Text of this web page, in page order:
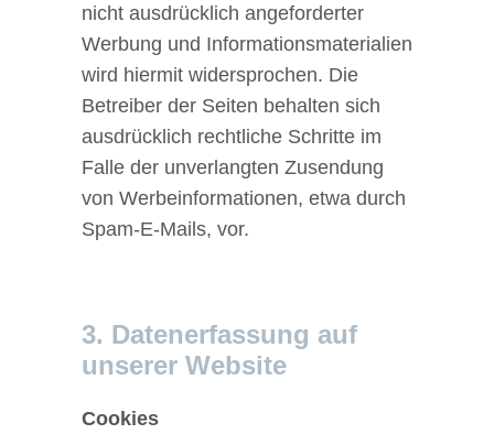
nicht ausdrücklich angeforderter
Werbung und Informationsmaterialien
wird hiermit widersprochen. Die
Betreiber der Seiten behalten sich
ausdrücklich rechtliche Schritte im
Falle der unverlangten Zusendung
von Werbeinformationen, etwa durch
Spam-E-Mails, vor.
3. Datenerfassung auf
unserer Website
Cookies